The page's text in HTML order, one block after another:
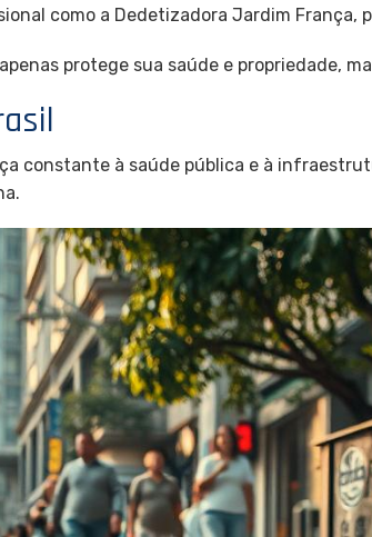
como a Dedetizadora Jardim França,
protege sua saúde e propriedade,
constante à saúde pública e à